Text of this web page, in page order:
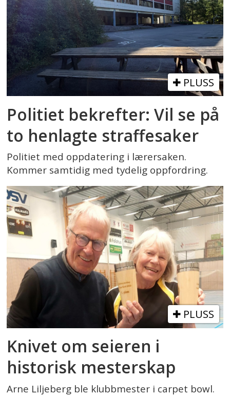
PLUSS
Politiet bekrefter: Vil se på
to henlagte straffesaker
Politiet med oppdatering i lærersaken.
Kommer samtidig med tydelig oppfordring.
PLUSS
Knivet om seieren i
historisk mesterskap
Arne Liljeberg ble klubbmester i carpet bowl.